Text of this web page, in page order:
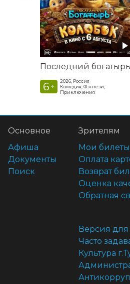
6 +
2026, Россия
Комедия, Фэнтези,
Приключения
Основное
Афиша
Документы
Поиск
Зрителям
Мои билеты
Оплата
Возврат
Оценка
Обратная
Версия
Часто
Культура